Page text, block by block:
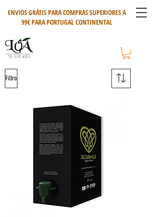
ENVIOS GRÁTIS PARA COMPRAS SUPERIORES A
99€ PARA PORTUGAL CONTINENTAL
Filtro